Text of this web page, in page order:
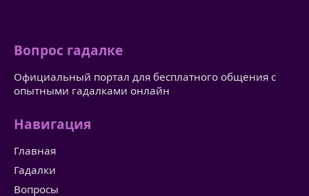
Вопрос гадалке
Официальный портал для бесплатного общения с
опытными гадалками онлайн
Навигация
Главная
Гадалки
Вопросы